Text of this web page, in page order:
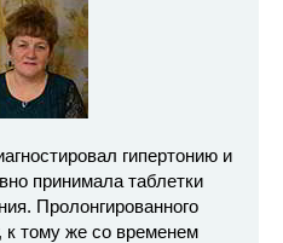
гипертонию и
принимала таблетки
Пролонгированного
тому же со временем